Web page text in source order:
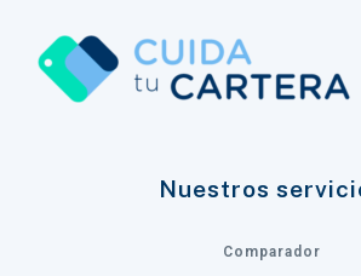
Nuestros
Comparador